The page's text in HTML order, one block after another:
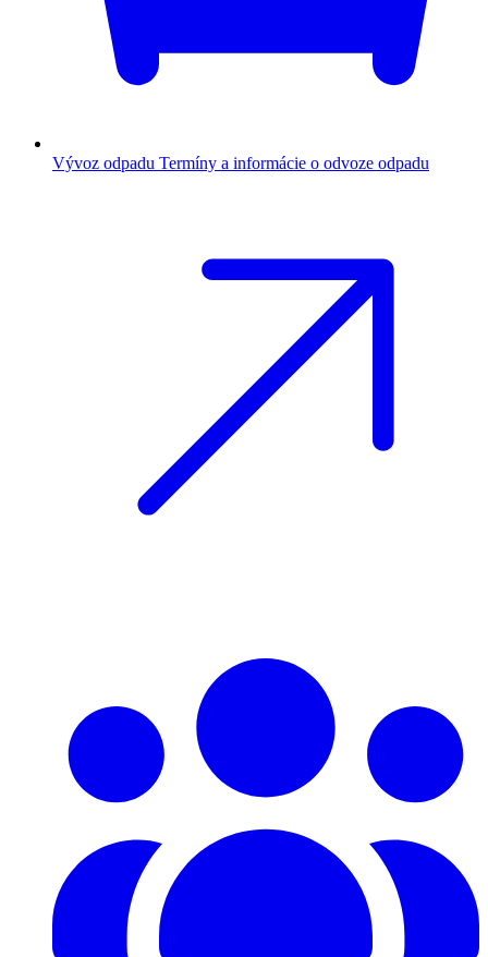
Vývoz odpadu Termíny a informácie o odvoze odpadu